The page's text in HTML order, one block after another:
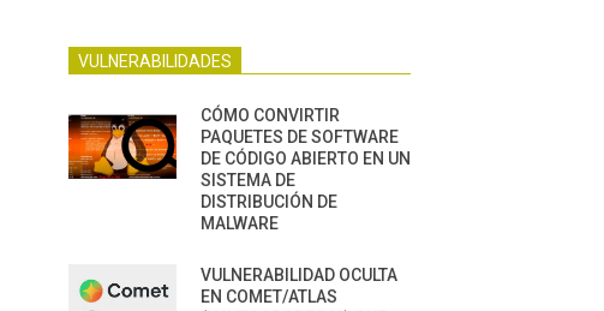
VULNERABILIDADES
CÓMO CONVIRTIR
PAQUETES DE SOFTWARE
DE CÓDIGO ABIERTO EN UN
SISTEMA DE
DISTRIBUCIÓN DE
MALWARE
VULNERABILIDAD OCULTA
EN COMET/ATLAS